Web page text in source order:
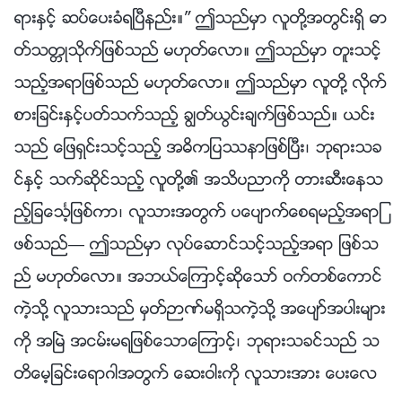
ရားႏွင့္ ဆပ္ေပးခံရၿပီနည္း။” ဤသည္မွာ လူတို႔အတြင္းရွိ ဓာ
တ္သတၱဳသိုက္ျဖစ္သည္ မဟုတ္ေလာ။ ဤသည္မွာ တူးသင့္
သည့္အရာျဖစ္သည္ မဟုတ္ေလာ။ ဤသည္မွာ လူတို႔ လိုက္
စားျခင္းႏွင့္ပတ္သက္သည့္ ခြၽတ္ယြင္းခ်က္ျဖစ္သည္။ ယင္း
သည္ ေျဖရွင္းသင့္သည့္ အဓိကျပႆနာျဖစ္ၿပီး၊ ဘုရားသခ
င္ႏွင့္ သက္ဆိုင္သည့္ လူတို႔၏ အသိပညာကို တားဆီးေနသ
ည့္ျခေသၤ့ျဖစ္ကာ၊ လူသားအတြက္ ပေပ်ာက္ေစရမည့္အရာျ
ဖစ္သည္— ဤသည္မွာ လုပ္ေဆာင္သင့္သည့္အရာ ျဖစ္သ
ည္ မဟုတ္ေလာ။ အဘယ္ေၾကာင့္ဆိုေသာ္ ဝက္တစ္ေကာင္
ကဲ့သို႔ လူသားသည္ မွတ္ဉာဏ္မရွိသကဲ့သို႔ အေပ်ာ္အပါးမ်ား
ကို အၿမဲ အငမ္းမရျဖစ္ေသာေၾကာင့္၊ ဘုရားသခင္သည္ သ
တိေမ့ျခင္းေရာဂါအတြက္ ေဆးဝါးကို လူသားအား ေပးေလ